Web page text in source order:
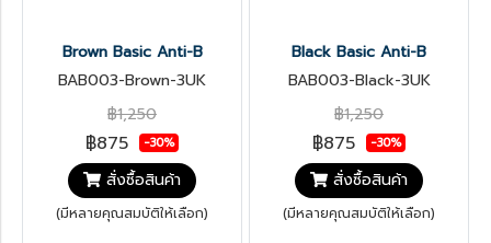
Brown Basic Anti-B
BAB003-Brown-3UK
฿1,250
฿875 -30%
สั่งซื้อสินค้า
(มีหลายคุณสมบัติให้เลือก)
Black Basic Anti-B
BAB003-Black-3UK
฿1,250
฿875 -30%
สั่งซื้อสินค้า
(มีหลายคุณสมบัติให้เลือก)